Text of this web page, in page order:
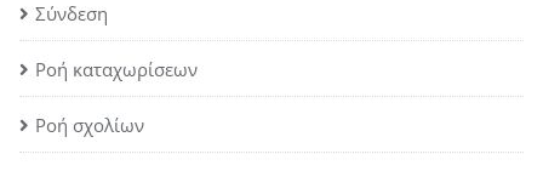
Σύνδεση
Ροή καταχωρίσεων
Ροή σχολίων